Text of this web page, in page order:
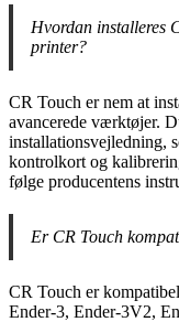
Hvordan installeres
printer?
CR Touch er nem at
avancerede værktøjer.
installationsvejledning,
kontrolkort og
følge producentens
Er CR Touch
CR Touch er
Ender-3, Ender-3V2,